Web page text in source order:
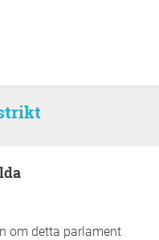
om detta parlament